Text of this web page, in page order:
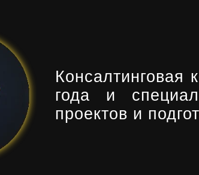
Консалтинговая
года и
проектов и